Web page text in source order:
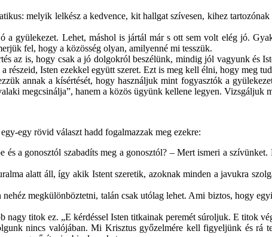
melyik lelkész a kedvence, kit hallgat szívesen, kihez
a gyülekezet. Lehet, máshol is jártál már s ott sem volt elég jó.
fel, hogy a közösség olyan, amilyenné mi tesszük.
az is, hogy csak a jó dolgokról beszélünk, mindig jól vagyunk és
részeid, Isten ezekkel együtt szeret. Ezt is meg kell élni, hogy meg
annak a kísértését, hogy használjuk mint fogyasztók a
megcsinálja”, hanem a közös ügyünk kellene legyen. Vizsgáljuk
egy rövid választ hadd fogalmazzak meg ezekre:
a gonosztól szabadíts meg a gonosztól? – Mert ismeri a
alatt áll, így akik Istent szeretik, azoknak minden a javukra
megkülönböztetni, talán csak utólag lehet. Ami biztos, hogy
nagy titok ez. „E kérdéssel Isten titkainak peremét súroljuk. E titok
nincs valójában. Mi Krisztus győzelmére kell figyeljünk és rá